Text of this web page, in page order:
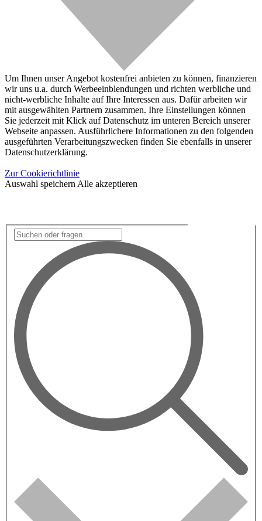
Um Ihnen unser Angebot kostenfrei anbieten zu können, finanzieren
wir uns u.a. durch Werbeeinblendungen und richten werbliche und
nicht-werbliche Inhalte auf Ihre Interessen aus. Dafür arbeiten wir
mit ausgewählten Partnern zusammen. Ihre Einstellungen können
Sie jederzeit mit Klick auf Datenschutz im unteren Bereich unserer
Webseite anpassen. Ausführlichere Informationen zu den folgenden
ausgeführten Verarbeitungszwecken finden Sie ebenfalls in unserer
Datenschutzerklärung.
Zur Cookierichtlinie
Auswahl speichern Alle akzeptieren